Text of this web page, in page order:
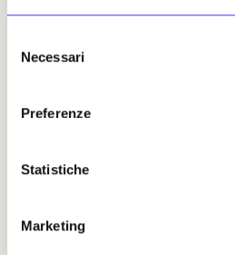
delNecessari
Preferenze
Statistiche
Marketing
Fondata da Patrick Perrin,
contemporaneo, delle arti
lettura raffinata delle
collezionismo.
Monica Trigona, 11 giugno